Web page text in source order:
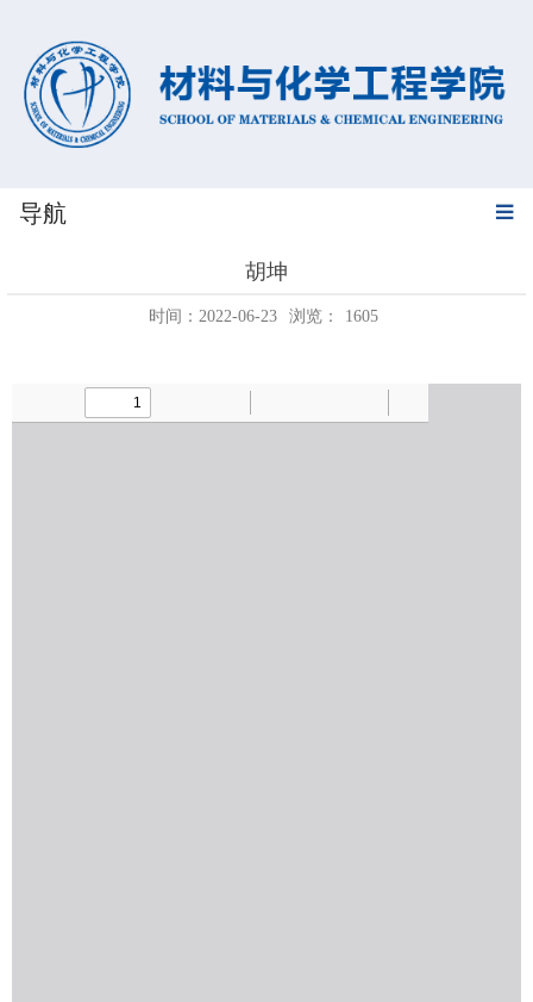
导航
胡坤
时间：2022-06-23 浏览： 1605